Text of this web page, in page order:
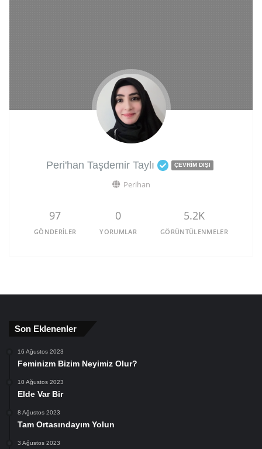
Peri'han Taşdemir Taylı ÇEVRIM DIŞI
Perihan
97
GÖNDERILER
0
YORUMLAR
5.2K
GÖRÜNTÜLENMELER
Son Eklenenler
16 Ağustos 2023
Feminizm Bizim Neyimiz Olur?
10 Ağustos 2023
Elde Var Bir
8 Ağustos 2023
Tam Ortasındayım Yolun
3 Ağustos 2023